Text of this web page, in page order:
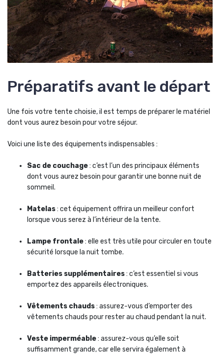
Préparatifs avant le départ
Une fois votre tente choisie, il est temps de préparer le matériel
dont vous aurez besoin pour votre séjour.
Voici une liste des équipements indispensables :
Sac de couchage: c’est l’un des principaux éléments
dont vous aurez besoin pour garantir une bonne nuit de
sommeil.
Matelas: cet équipement offrira un meilleur confort
lorsque vous serez à l’intérieur de la tente.
Lampe frontale: elle est très utile pour circuler en toute
sécurité lorsque la nuit tombe.
Batteries supplémentaires: c’est essentiel si vous
emportez des appareils électroniques.
Vêtements chauds: assurez-vous d’emporter des
vêtements chauds pour rester au chaud pendant la nuit.
Veste imperméable: assurez-vous qu’elle soit
suffisamment grande, car elle servira également à